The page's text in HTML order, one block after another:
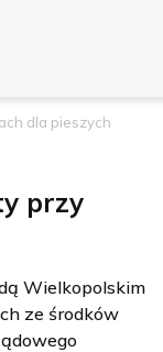
dla pieszych
przy
Wielkopolskim
ze środków